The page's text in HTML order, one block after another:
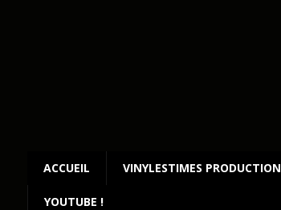
ACCUEIL VINYLESTIMES PRODUCTION
YOUTUBE !